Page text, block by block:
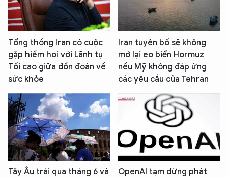
Tổng thống Iran có cuộc
gặp hiếm hoi với Lãnh tụ
Tối cao giữa đồn đoán về
sức khỏe
Iran tuyên bố sẽ không
mở lại eo biển Hormuz
nếu Mỹ không đáp ứng
các yêu cầu của Tehran
Tây Âu trải qua tháng 6 và
OpenAI tạm dừng phát